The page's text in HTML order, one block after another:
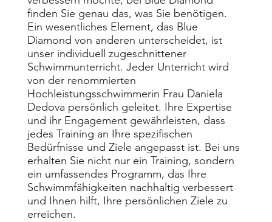
finden Sie genau das, was Sie benötigen.
Ein wesentliches Element, das Blue
Diamond von anderen unterscheidet, ist
unser individuell zugeschnittener
Schwimmunterricht. Jeder Unterricht wird
von der renommierten
Hochleistungsschwimmerin Frau Daniela
Dedova persönlich geleitet. Ihre Expertise
und ihr Engagement gewährleisten, dass
jedes Training an Ihre spezifischen
Bedürfnisse und Ziele angepasst ist. Bei uns
erhalten Sie nicht nur ein Training, sondern
ein umfassendes Programm, das Ihre
Schwimmfähigkeiten nachhaltig verbessert
und Ihnen hilft, Ihre persönlichen Ziele zu
erreichen.